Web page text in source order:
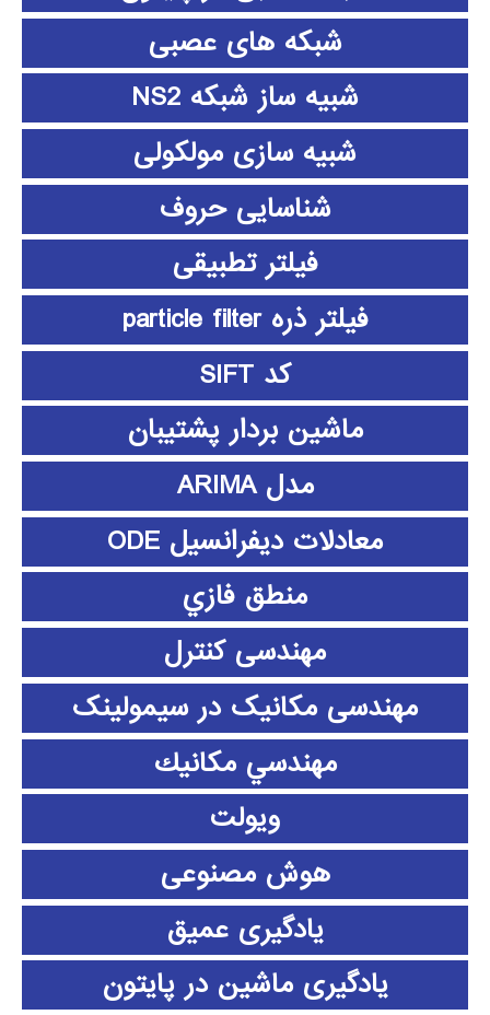
شبکه های عصبی
شبیه ساز شبکه NS2
شبیه سازی مولکولی
شناسایی حروف
فیلتر تطبیقی
فیلتر ذره particle filter
کد SIFT
ماشین بردار پشتیبان
مدل ARIMA
معادلات دیفرانسیل ODE
منطق فازي
مهندسی کنترل
مهندسی مکانیک در سیمولینک
مهندسي مكانيك
ویولت
هوش مصنوعی
یادگیری عمیق
یادگیری ماشین در پایتون